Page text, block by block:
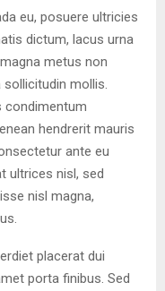
eu, posuere ultricies
dictum, lacus urna
metus non
mollis.
condimentum
hendrerit mauris
ante eu
ultrices nisl, sed
nisl magna,
placerat dui
porta finibus. Sed